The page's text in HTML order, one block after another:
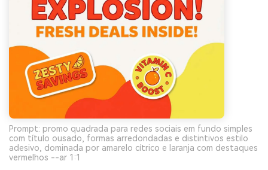
Prompt: promo quadrada para redes sociais em fundo simples
com título ousado, formas arredondadas e distintivos estilo
adesivo, dominada por amarelo cítrico e laranja com destaques
vermelhos --ar 1:1